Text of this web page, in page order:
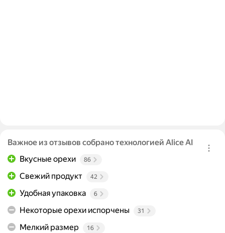
Важное из отзывов собрано технологией Alice AI
Вкусные орехи
86
Свежий продукт 42
Удобная упаковка 6
Некоторые орехи испорчены 31
Мелкий размер 16